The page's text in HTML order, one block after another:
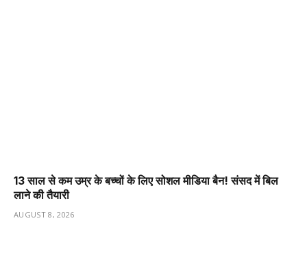
13 साल से कम उम्र के बच्चों के लिए सोशल मीडिया बैन! संसद में बिल
लाने की तैयारी
AUGUST 8, 2026